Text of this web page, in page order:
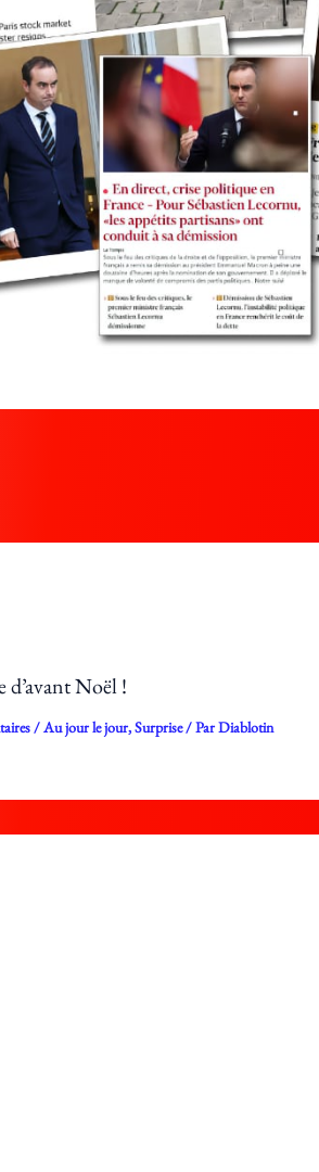
d’avant Noël !
/Au jour le jour,Surprise/ ParDiablotin